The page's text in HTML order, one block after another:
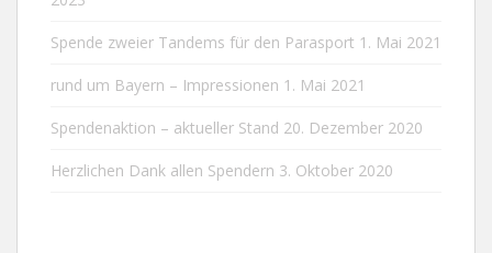
Spende zweier Tandems für den Parasport 1. Mai 2021
rund um Bayern – Impressionen 1. Mai 2021
Spendenaktion – aktueller Stand 20. Dezember 2020
Herzlichen Dank allen Spendern 3. Oktober 2020